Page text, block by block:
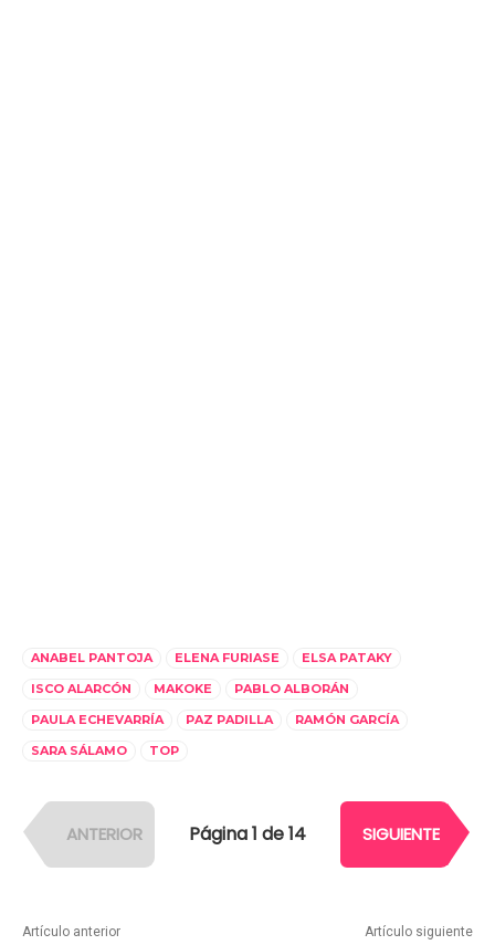
ANABEL PANTOJA ELENA FURIASE
ELSA PATAKY
ISCO ALARCÓN
MAKOKE
PABLO ALBORÁN
PAULA ECHEVARRÍA
PAZ PADILLA
RAMÓN GARCÍA
SARA SÁLAMO
TOP
ANTERIOR Página 1 de 14 SIGUIENTE
Artículo anterior Artículo siguiente